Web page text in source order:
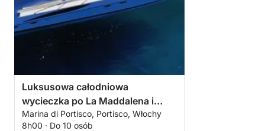
Luksusowa całodniowa
wycieczka po La Maddalena i
archipelagu Caprera
Marina di Portisco, Portisco, Włochy
8h00 · Do 10 osób